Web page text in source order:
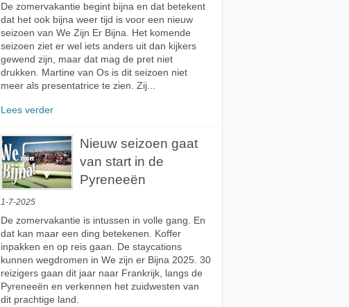
De zomervakantie begint bijna en dat betekent
dat het ook bijna weer tijd is voor een nieuw
seizoen van We Zijn Er Bijna. Het komende
seizoen ziet er wel iets anders uit dan kijkers
gewend zijn, maar dat mag de pret niet
drukken. Martine van Os is dit seizoen niet
meer als presentatrice te zien. Zij...
Lees verder
Nieuw seizoen gaat
van start in de
Pyreneeën
1-7-2025
De zomervakantie is intussen in volle gang. En
dat kan maar een ding betekenen. Koffer
inpakken en op reis gaan. De staycations
kunnen wegdromen in We zijn er Bijna 2025. 30
reizigers gaan dit jaar naar Frankrijk, langs de
Pyreneeën en verkennen het zuidwesten van
dit prachtige land.